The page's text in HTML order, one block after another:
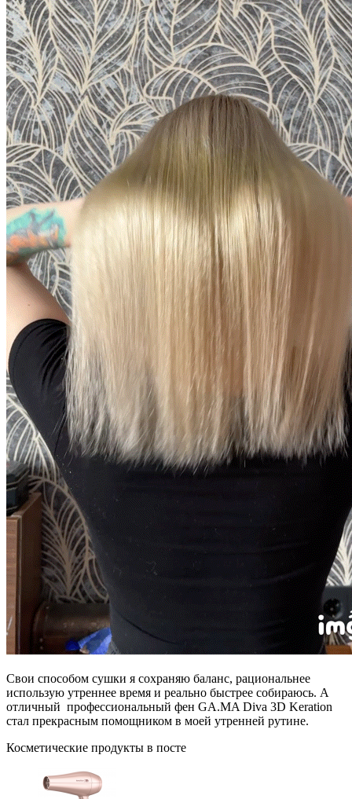
Свои способом сушки я сохраняю баланс, рациональнее
использую утреннее время и реально быстрее собираюсь. А
отличный профессиональный фен GA.MA Diva 3D Keration
стал прекрасным помощником в моей утренней рутине.
Косметические продукты в посте